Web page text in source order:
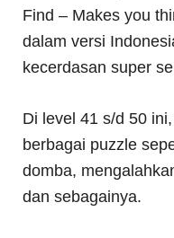
Find – Makes you
dalam versi
kecerdasan super
Di level 41 s/d 50
berbagai puzzle
domba,
dan sebagainya.